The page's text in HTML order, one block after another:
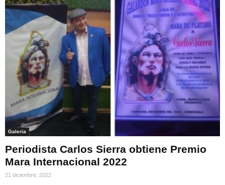
Galeria
Periodista Carlos Sierra obtiene Premio
Mara Internacional 2022
21 diciembre, 2022